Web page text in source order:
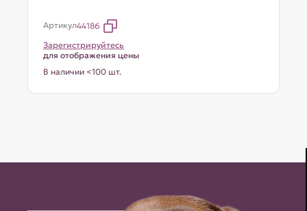
Артикул44186
Зарегистрируйтесь
для отображения цены
В наличии <100 шт.